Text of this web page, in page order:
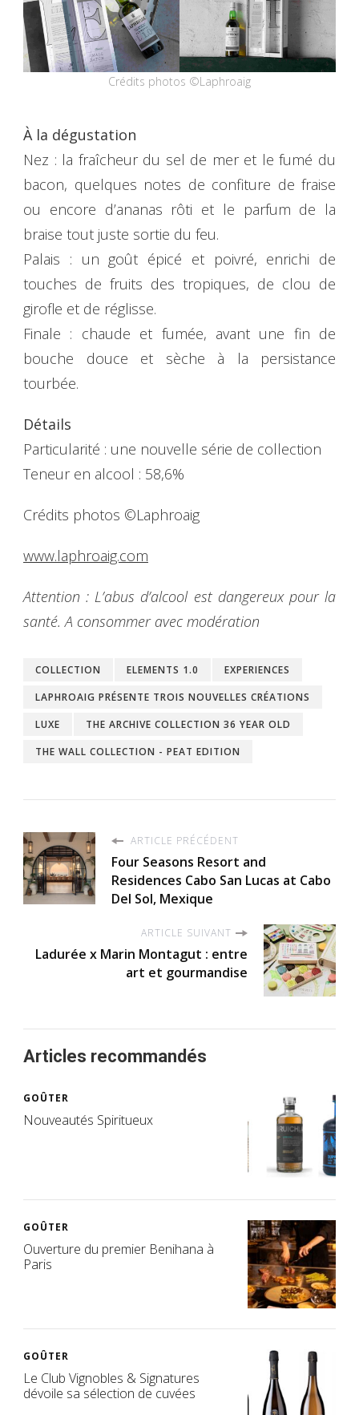
Crédits photos ©Laphroaig
À la dégustation
Nez : la fraîcheur du sel de mer et le fumé du
bacon, quelques notes de confiture de fraise
ou encore d’ananas rôti et le parfum de la
braise tout juste sortie du feu.
Palais : un goût épicé et poivré, enrichi de
touches de fruits des tropiques, de clou de
girofle et de réglisse.
Finale : chaude et fumée, avant une fin de
bouche douce et sèche à la persistance
tourbée.
Détails
Particularité : une nouvelle série de collection
Teneur en alcool : 58,6%
Crédits photos ©Laphroaig
www.laphroaig.com
Attention : L’abus d’alcool est dangereux pour la
santé. A consommer avec modération
COLLECTION ELEMENTS 1.0
EXPERIENCES
LAPHROAIG PRÉSENTE TROIS NOUVELLES CRÉATIONS
LUXE
THE ARCHIVE COLLECTION 36 YEAR OLD
THE WALL COLLECTION - PEAT EDITION
ARTICLE PRÉCÉDENT
Four Seasons Resort and
Residences Cabo San Lucas at Cabo
Del Sol, Mexique
ARTICLE SUIVANT
Ladurée x Marin Montagut : entre
art et gourmandise
Articles recommandés
GOÛTER
Nouveautés Spiritueux
GOÛTER
Ouverture du premier Benihana à
Paris
GOÛTER
Le Club Vignobles & Signatures
dévoile sa sélection de cuvées